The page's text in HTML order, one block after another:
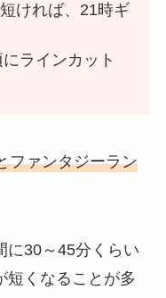
ければ、21時ギ
ラインカット
ファンタジーラン
に30～45分くらい
短くなることが多